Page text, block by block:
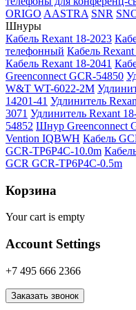
ORIGO AASTRA SNR
Шнуры
Кабель Rexant 18-2023
телефонный Кабель Rexant
Кабель Rexant 18-2041
Greenconnect GCR-54850
W&T WT-6022-2M
14201-41 Удлинитель
3071 Удлинитель Rexant
54852 Шнур Greenconnect
Vention IQBWH Кабель
GCR-TP6P4C-10.0m
GCR GCR-TP6P4C-0.5m
Корзина
Your cart is empty
Account Settings
+7 495 666 2366
Заказать звонок